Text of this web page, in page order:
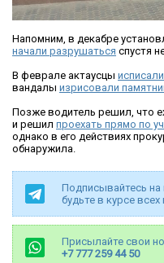
Напомним, в декабре
начали разрушаться спустя
В феврале актаусцы
вандалы изрисовали
Позже водитель решил, что
и решил проехать прямо по
однако в его действиях
обнаружила.
Подписывайтесь на
будьте в курсе всех
Присылайте свои
+7 777 259 44 50